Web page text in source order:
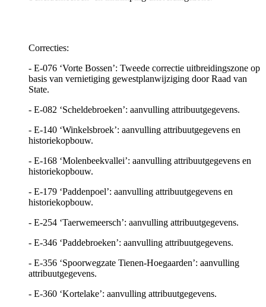
Correcties:
- E-076 ‘Vorte Bossen’: Tweede correctie uitbreidingszone op
basis van vernietiging gewestplanwijziging door Raad van
State.
- E-082 ‘Scheldebroeken’: aanvulling attribuutgegevens.
- E-140 ‘Winkelsbroek’: aanvulling attribuutgegevens en
historiekopbouw.
- E-168 ‘Molenbeekvallei’: aanvulling attribuutgegevens en
historiekopbouw.
- E-179 ‘Paddenpoel’: aanvulling attribuutgegevens en
historiekopbouw.
- E-254 ‘Taerwemeersch’: aanvulling attribuutgegevens.
- E-346 ‘Paddebroeken’: aanvulling attribuutgegevens.
- E-356 ‘Spoorwegzate Tienen-Hoegaarden’: aanvulling
attribuutgegevens.
- E-360 ‘Kortelake’: aanvulling attribuutgegevens.